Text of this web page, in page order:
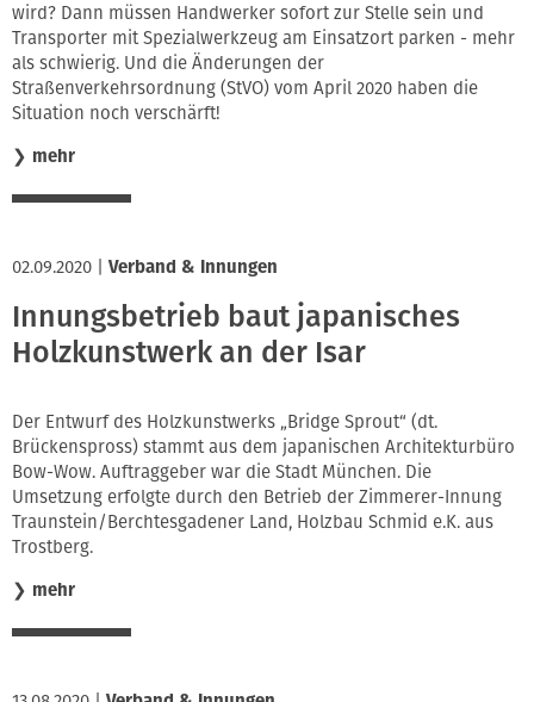
wird? Dann müssen Handwerker sofort zur Stelle sein und
Transporter mit Spezialwerkzeug am Einsatzort parken - mehr
als schwierig. Und die Änderungen der
Straßenverkehrsordnung (StVO) vom April 2020 haben die
Situation noch verschärft!
❯ mehr
02.09.2020 Verband & Innungen
Innungsbetrieb baut japanisches
Holzkunstwerk an der Isar
Der Entwurf des Holzkunstwerks „Bridge Sprout“ (dt.
Brückenspross) stammt aus dem japanischen Architekturbüro
Bow-Wow. Auftraggeber war die Stadt München. Die
Umsetzung erfolgte durch den Betrieb der Zimmerer-Innung
Traunstein/Berchtesgadener Land, Holzbau Schmid e.K. aus
Trostberg.
❯ mehr